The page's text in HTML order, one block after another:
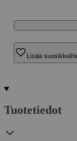
Lisää
Tuotetiedot